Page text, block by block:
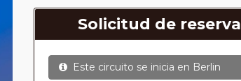
Solicitud de reserva
Este circuito se inicia en Berlin